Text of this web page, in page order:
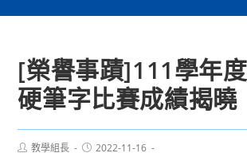
[榮譽事蹟]111學年
硬筆字比賽成績揭曉
Post教學組長
Post2022-11-16